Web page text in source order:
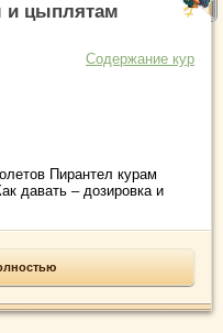
и цыплятам
Содержание кур
Пирантел курам
давать – дозировка и